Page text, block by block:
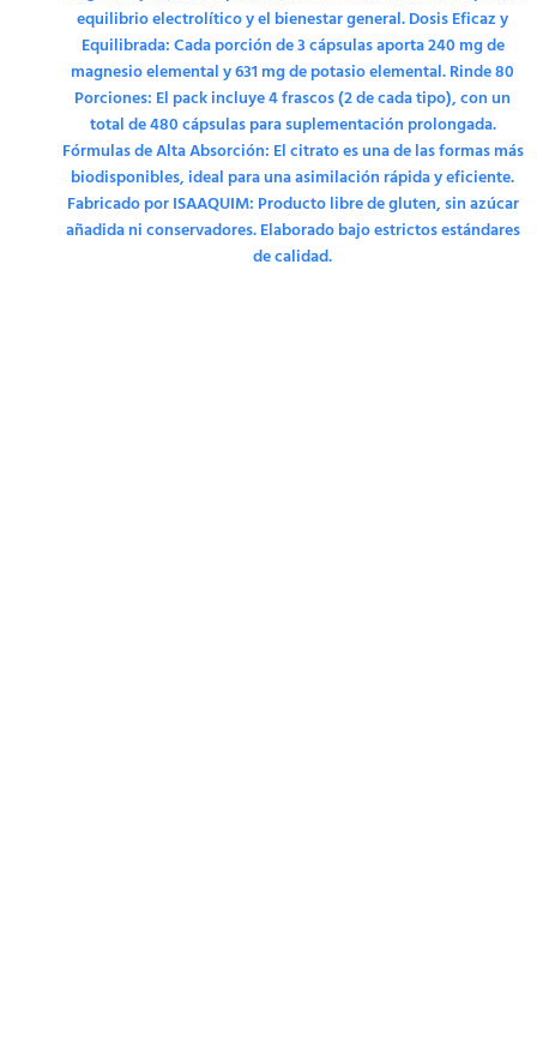
equilibrio electrolítico y el bienestar general. Dosis Eficaz y
Equilibrada: Cada porción de 3 cápsulas aporta 240 mg de
magnesio elemental y 631 mg de potasio elemental. Rinde 80
Porciones: El pack incluye 4 frascos (2 de cada tipo), con un
total de 480 cápsulas para suplementación prolongada.
Fórmulas de Alta Absorción: El citrato es una de las formas más
biodisponibles, ideal para una asimilación rápida y eficiente.
Fabricado por ISAAQUIM: Producto libre de gluten, sin azúcar
añadida ni conservadores. Elaborado bajo estrictos estándares
de calidad.